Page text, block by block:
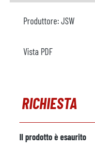
Produttore: JSW
Vista PDF
RICHIESTA
Il prodotto è esaurito